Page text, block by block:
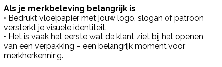
Als je merkbeleving belangrijk is
• Bedrukt vloeipapier met jouw logo, slogan of patroon
versterkt je visuele identiteit.
• Het is vaak het eerste wat de klant ziet bij het openen
van een verpakking – een belangrijk moment voor
merkherkenning.